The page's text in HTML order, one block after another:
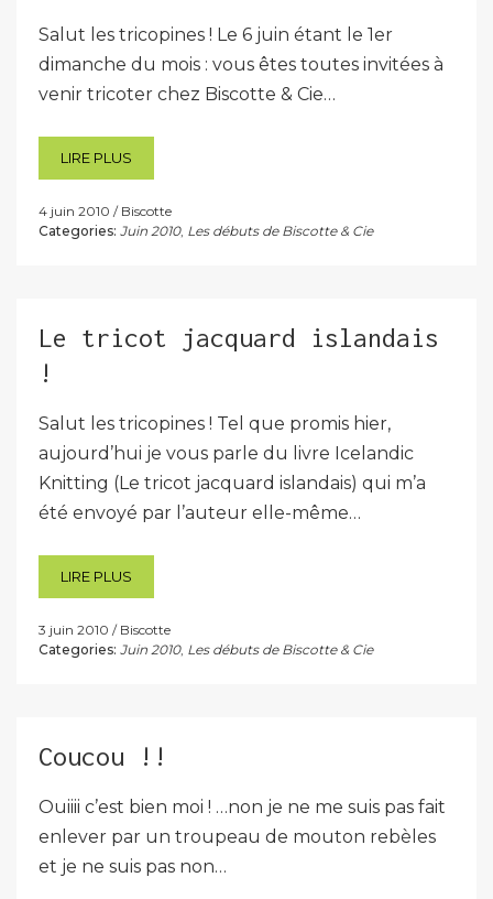
Salut les tricopines ! Le 6 juin étant le 1er
dimanche du mois : vous êtes toutes invitées à
venir tricoter chez Biscotte & Cie…
LIRE PLUS
4 juin 2010
Biscotte
Categories: Juin 2010, Les débuts de Biscotte & Cie
Le tricot jacquard islandais
!
Salut les tricopines ! Tel que promis hier,
aujourd’hui je vous parle du livre Icelandic
Knitting (Le tricot jacquard islandais) qui m’a
été envoyé par l’auteur elle-même…
LIRE PLUS
3 juin 2010
Biscotte
Categories: Juin 2010, Les débuts de Biscotte & Cie
Coucou !!
Ouiiii c’est bien moi ! …non je ne me suis pas fait
enlever par un troupeau de mouton rebèles
et je ne suis pas non…